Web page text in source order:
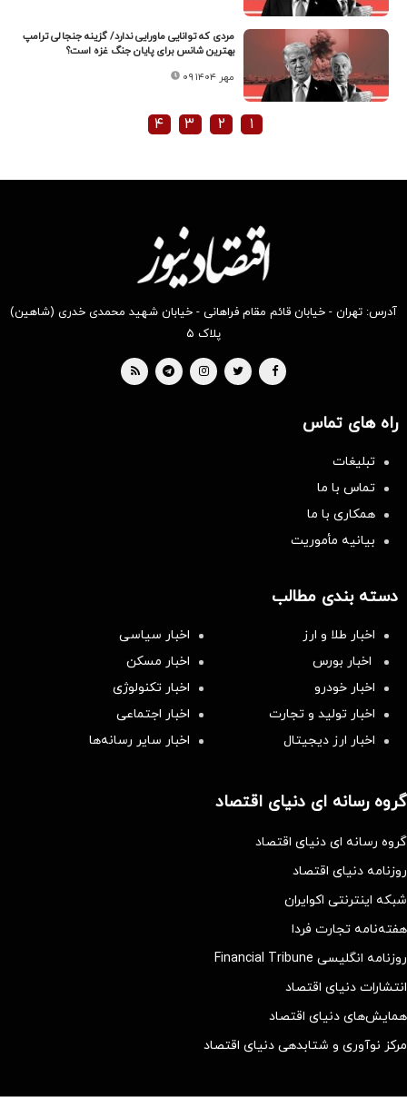
مردی که توانایی ماورایی ندارد/ گزینه جنجالی ترامپ
بهترین شانس برای پایان جنگ غزه است؟
۰۹ مهر ۱۴۰۴
۱ ۲ ۳ ۴
آدرس: تهران - خیابان قائم مقام فراهانی - خیابان شهید محمدی خدری (شاهین)
پلاک ۵
راه های تماس
تبلیغات
تماس با ما
همکاری با ما
بیانیه مأموریت
دسته بندی مطالب
اخبار طلا و ارز
اخبار سیاسی
اخبار بورس
اخبار مسکن
اخبار خودرو
اخبار تکنولوژی
اخبار تولید و تجارت
اخبار اجتماعی
اخبار ارز دیجیتال
اخبار سایر رسانه‌‌ها
گروه رسانه ای دنیای اقتصاد
گروه رسانه ای دنیای اقتصاد
روزنامه دنیای اقتصاد
شبکه اینترنتی اکوایران
هفته‌نامه تجارت فردا
روزنامه انگلیسی Financial Tribune
انتشارات دنیای اقتصاد
همایش‌های دنیای اقتصاد
مرکز نوآوری و شتابدهی دنیای اقتصاد